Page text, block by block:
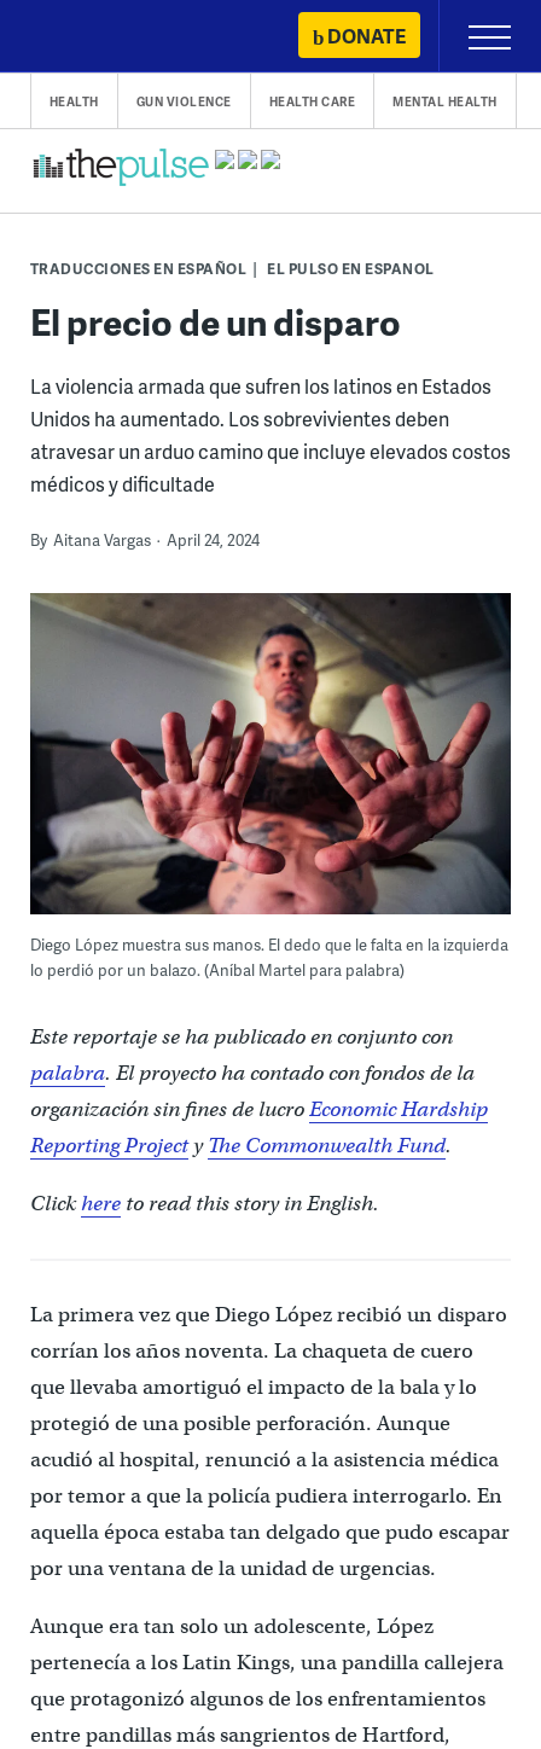
content
DONATE
Primary
Menu
HEALTH GUN VIOLENCE HEALTH CARE MENTAL HEALTH
TRADUCCIONES EN ESPAÑOL EL PULSO EN ESPANOL
El precio de un disparo
La violencia armada que sufren los latinos en Estados
Unidos ha aumentado. Los sobrevivientes deben
atravesar un arduo camino que incluye elevados costos
médicos y dificultade
By Aitana Vargas April 24, 2024
Diego López muestra sus manos. El dedo que le falta en la izquierda
lo perdió por un balazo. (Aníbal Martel para palabra)
Este reportaje se ha publicado en conjunto con
palabra. El proyecto ha contado con fondos de la
organización sin fines de lucroEconomic Hardship
Reporting ProjectyThe Commonwealth Fund.
Clickhereto read this story in English.
La primera vez que Diego López recibió un disparo
corrían los años noventa. La chaqueta de cuero
que llevaba amortiguó el impacto de la bala y lo
protegió de una posible perforación. Aunque
acudió al hospital, renunció a la asistencia médica
por temor a que la policía pudiera interrogarlo. En
aquella época estaba tan delgado que pudo escapar
por una ventana de la unidad de urgencias.
Aunque era tan solo un adolescente, López
pertenecía a los Latin Kings, una pandilla callejera
que protagonizó algunos de los enfrentamientos
entre pandillas más sangrientos de Hartford,